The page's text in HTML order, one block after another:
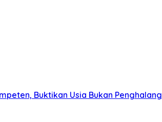
Buktikan Usia Bukan Penghalang